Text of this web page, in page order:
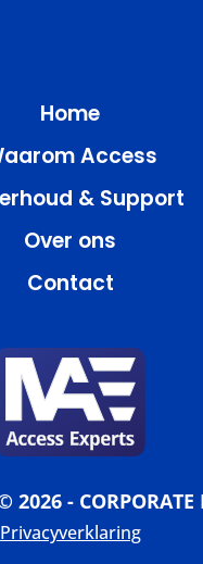
Home
Access
& Support
Over ons
Contact
2026 - CORPORATE
Privacyverklaring